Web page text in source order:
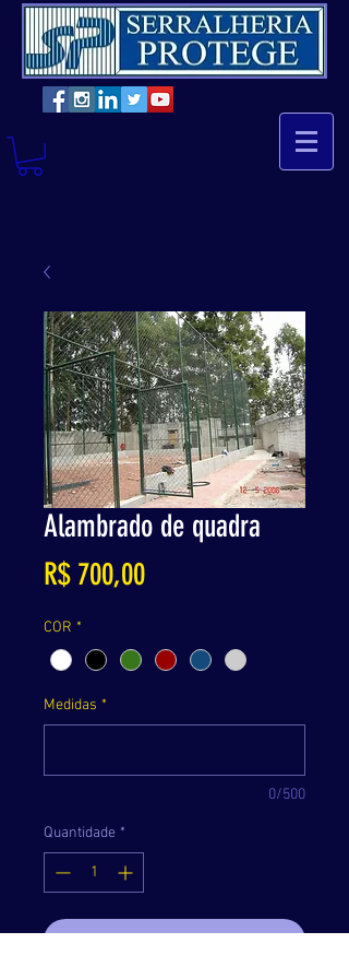
Alambrado de quadra
R$ 700,00Preço
COR *
Medidas *
0/500
Quantidade *